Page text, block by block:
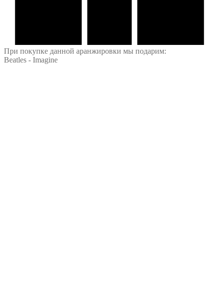
При покупке данной аранжировки мы подарим:
Beatles - Imagine